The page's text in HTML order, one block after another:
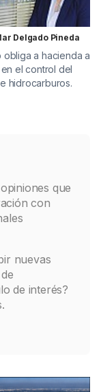
Delgado Pineda
obliga a hacienda a
el control del
hidrocarburos.
que
con
nuevas
de interés?